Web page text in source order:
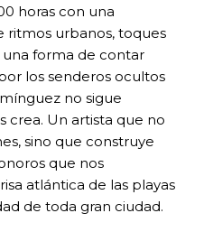
horas con una
ritmos urbanos, toques
forma de contar
los senderos ocultos
no sigue
crea. Un artista que no
sino que construye
que nos
atlántica de las playas
de toda gran ciudad.